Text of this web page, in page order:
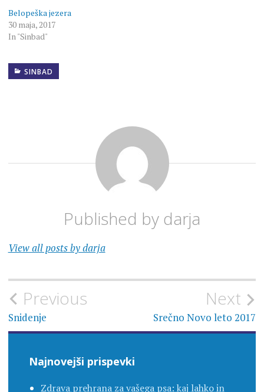
Belopeška jezera
30 maja, 2017
In "Sinbad"
SINBAD
Published by darja
View all posts by darja
Navigacija
prispevka
Previous
Snidenje
Next
Srečno Novo leto 2017
Najnovejši prispevki
Zdrava prehrana za vašega psa: kaj lahko in